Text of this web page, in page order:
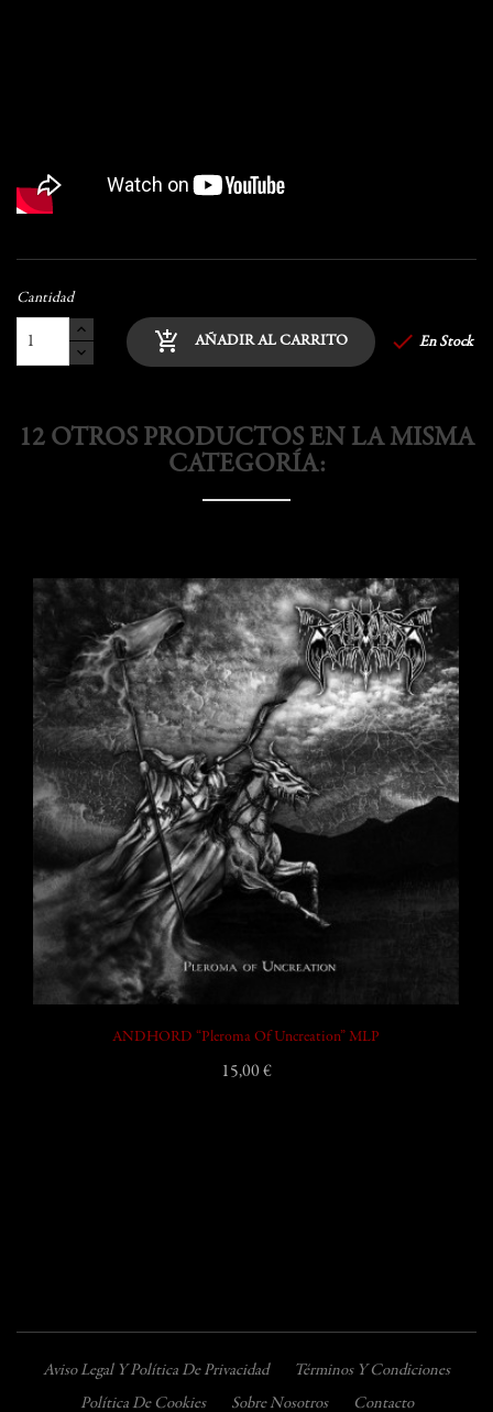
Cantidad
add_shopping_cart AÑADIR AL CARRITO  En Stock
12 OTROS PRODUCTOS EN LA MISMA
CATEGORÍA:
add_shopping_cart
ANDHORD “Pleroma Of Uncreation” MLP
15,00 €
Aviso Legal Y Política De Privacidad
Términos Y Condiciones
Política De Cookies
Sobre Nosotros Contacto